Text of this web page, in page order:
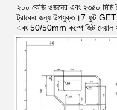
২০০ কেজি ওজনের এবং ২৩৫০ মিমি
ট্রাকের জন্য উপযুক্ত।7 ফুট GET
এবং 50/50mm কম্পোজিট দেয়াল